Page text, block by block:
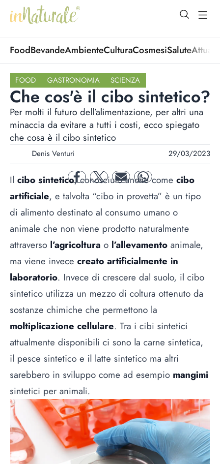
open
FoodBevandeAmbienteCulturaCosmesiSalute
FOOD GASTRONOMIA SCIENZA
Che cos'è il cibo sintetico?
Per molti il futuro dell’alimentazione, per altri una
minaccia da evitare a tutti i costi, ecco spiegato
che cosa è il cibo sintetico
Denis Venturi 29/03/2023
facebooktwitter mail whatsapp
Il cibo sintetico, conosciuto anche come cibo
artificiale, e talvolta “cibo in provetta” è un tipo
di alimento destinato al consumo umano o
animale che non viene prodotto naturalmente
attraverso l’agricoltura o l’allevamento animale,
ma viene invece creato artificialmente in
laboratorio. Invece di crescere dal suolo, il cibo
sintetico utilizza un mezzo di coltura ottenuto da
sostanze chimiche che permettono la
moltiplicazione cellulare. Tra i cibi sintetici
attualmente disponibili ci sono la carne sintetica,
il pesce sintetico e il latte sintetico ma altri
sarebbero in sviluppo come ad esempio mangimi
sintetici per animali.